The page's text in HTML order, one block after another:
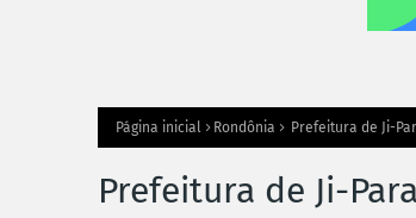
Página inicial Rondônia Prefeitura de Ji-
Prefeitura de Ji-